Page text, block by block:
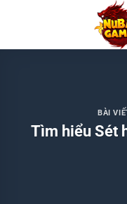
nội
BÀI
Tìm hiểu Sét